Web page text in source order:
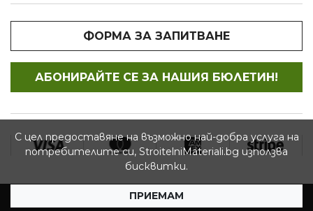
ФОРМА ЗА ЗАПИТВАНЕ
АБОНИРАЙТЕ СЕ ЗА НАШИЯ БЮЛЕТИН!
С цел предоставяне на възможно най-добра услуга на
потребителите си, StroitelniMateriali.bg използва
бисквитки.
ПРИЕМАМ
© 2026 StroitelniMateriali.bg - Всички права запазени.